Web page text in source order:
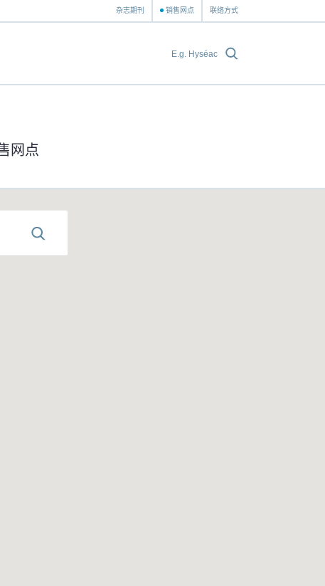
杂志期刊 销售网点 联络方式
网点